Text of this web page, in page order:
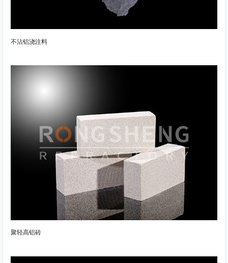
不沾铝浇注料
聚轻高铝砖